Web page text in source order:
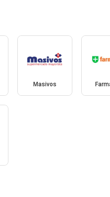
Masivos